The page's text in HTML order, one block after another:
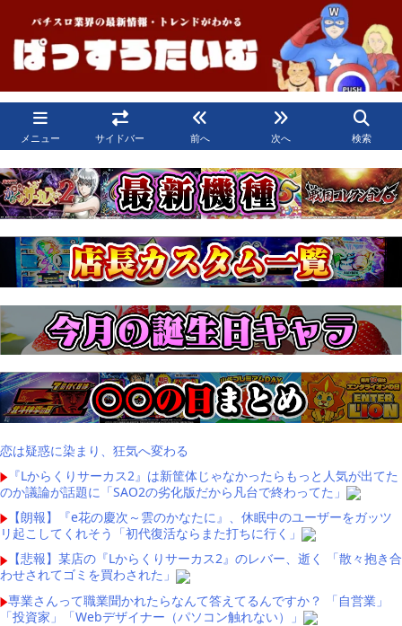
メニュー サイドバー 前へ 次へ 検索
恋は疑惑に染まり、狂気へ変わる
『Lからくりサーカス2』は新筐体じゃなかったらもっと人気が出てた
のか議論が話題に「SAO2の劣化版だから凡台で終わってた」
【朗報】『e花の慶次～雲のかなたに』、休眠中のユーザーをガッツ
リ起こしてくれそう「初代復活ならまた打ちに行く」
【悲報】某店の『Lからくりサーカス2』のレバー、逝く 「散々抱き合
わせされてゴミを買わされた」
専業さんって職業聞かれたらなんて答えてるんですか？ 「自営業」
「投資家」「Webデザイナー（パソコン触れない）」